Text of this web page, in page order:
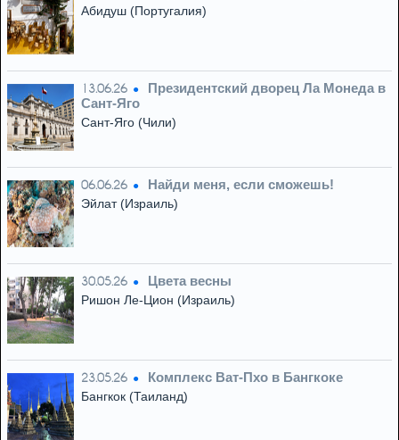
Абидуш (Португалия)
13.06.26
Президентский дворец Ла Монеда в
Сант-Яго
Сант-Яго (Чили)
06.06.26 Найди меня, если сможешь!
Эйлат (Израиль)
30.05.26 Цвета весны
Ришон Ле-Цион (Израиль)
23.05.26 Комплекс Ват-Пхо в Бангкоке
Бангкок (Таиланд)